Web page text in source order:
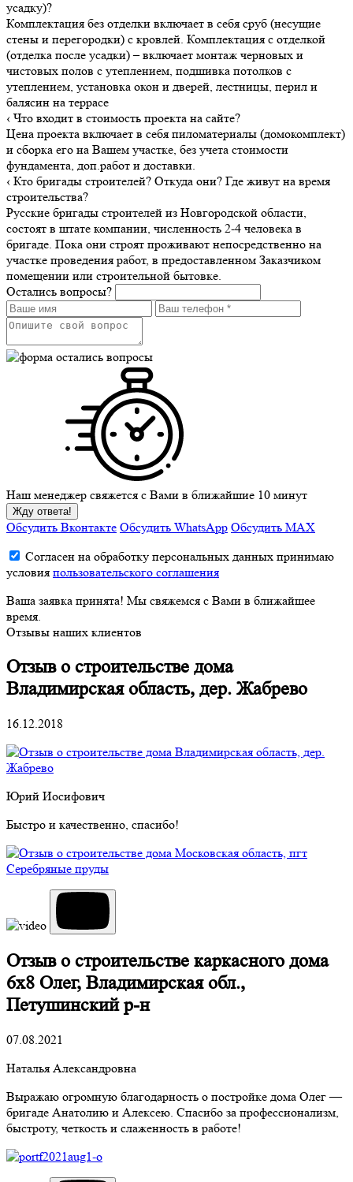
усадку)?
Комплектация без отделки включает в себя сруб (несущие
стены и перегородки) с кровлей. Комплектация с отделкой
(отделка после усадки) – включает монтаж черновых и
чистовых полов с утеплением, подшивка потолков с
утеплением, установка окон и дверей, лестницы, перил и
балясин на террасе
‹ Что входит в стоимость проекта на сайте?
Цена проекта включает в себя пиломатериалы (домокомплект)
и сборка его на Вашем участке, без учета стоимости
фундамента, доп.работ и доставки.
‹ Кто бригады строителей? Откуда они? Где живут на время
строительства?
Русские бригады строителей из Новгородской области,
состоят в штате компании, численность 2-4 человека в
бригаде. Пока они строят проживают непосредственно на
участке проведения работ, в предоставленном Заказчиком
помещении или строительной бытовке.
Остались вопросы?
Наш менеджер свяжется с Вами в ближайшие 10 минут
Жду ответа!
Обсудить Вконтакте Обсудить WhatsApp Обсудить MAX
Согласен на обработку персональных данных принимаю
условия пользовательского соглашения
Ваша заявка принята! Мы свяжемся с Вами в ближайшее
время.
Отзывы наших клиентов
Отзыв о строительстве дома
Владимирская область, дер. Жабрево
16.12.2018
Юрий Иосифович
Быстро и качественно, спасибо!
Отзыв о строительстве каркасного дома
6х8 Олег, Владимирская обл.,
Петушинский р-н
07.08.2021
Наталья Александровна
Выражаю огромную благодарность о постройке дома Олег —
бригаде Анатолию и Алексею. Спасибо за профессионализм,
быстроту, четкость и слаженность в работе!